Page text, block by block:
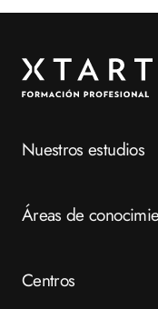
Nuestros estudios
Grados Medios
Especializaciones
Áreas de
Emergencias
Centros